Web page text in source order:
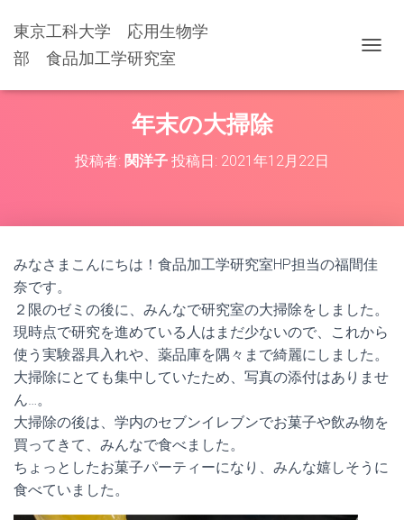
東京工科大学 応用生物学
部 食品加工学研究室
ゲ
替
年末の大掃除
投稿者: 関洋子 投稿日: 2021年12月22日
みなさまこんにちは！食品加工学研究室HP担当の福間佳
奈です。
２限のゼミの後に、みんなで研究室の大掃除をしました。
現時点で研究を進めている人はまだ少ないので、これから
使う実験器具入れや、薬品庫を隅々まで綺麗にしました。
大掃除にとても集中していたため、写真の添付はありませ
ん…。
大掃除の後は、学内のセブンイレブンでお菓子や飲み物を
買ってきて、みんなで食べました。
ちょっとしたお菓子パーティーになり、みんな嬉しそうに
食べていました。